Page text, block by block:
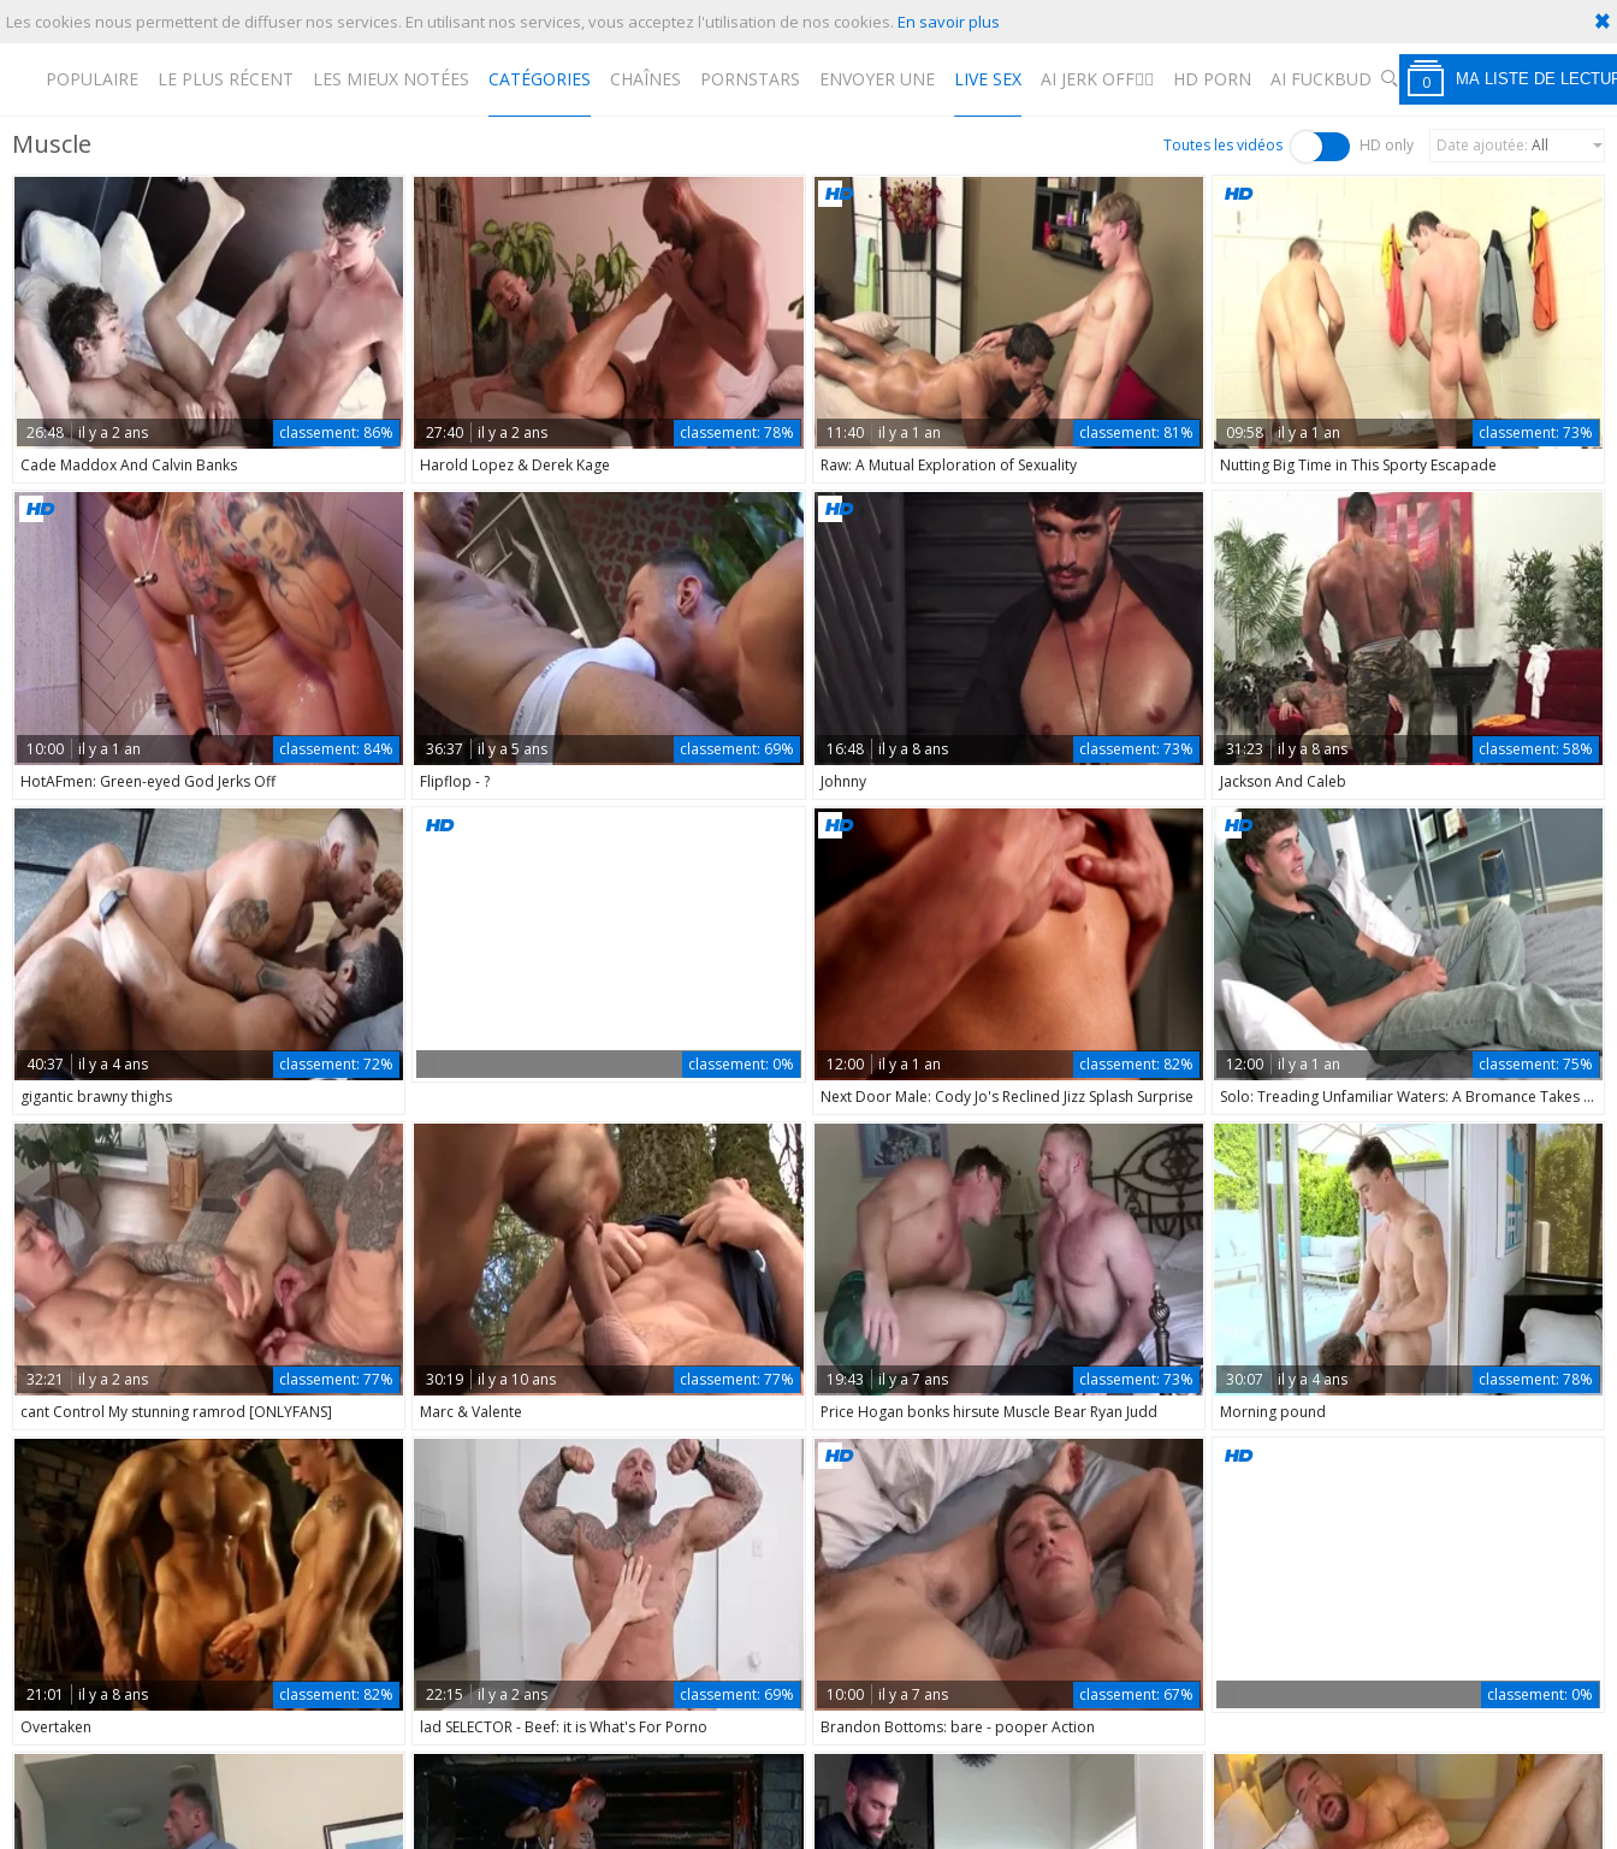
Les cookies nous permettent de diffuser nos services. En utilisant nos services, vous acceptez l'utilisation de nos cookies. En savoir plus
POPULAIRE LE PLUS RÉCENT LES MIEUX NOTÉES CATÉGORIES CHAÎNES PORNSTARS ENVOYER UNE LIVE SEX AI JERK OFF🏳️‍🌈 HD PORN AI FUCKBUD CHERCHER
0 MA LISTE DE
Votre playlist est actuellement vide. Ajoutez des galeries à une playlist en cliquant sur l'icône sous forme de dans vos favoris.
Muscle Toutes les vidéos HD only Date ajoutée: All
26:48 il y a 2 ans classement: 86%
Cade Maddox And Calvin Banks
27:40 il y a 2 ans classement: 78%
Harold Lopez & Derek Kage
11:40 il y a 1 an classement: 81%
Raw: A Mutual Exploration of Sexuality
09:58 il y a 1 an classement: 73%
Nutting Big Time in This Sporty Escapade
10:00 il y a 1 an classement: 84%
HotAFmen: Green-eyed God Jerks Off
36:37 il y a 5 ans classement: 69%
Flipflop - ?
16:48 il y a 8 ans classement: 73%
Johnny
31:23 il y a 8 ans classement: 58%
Jackson And Caleb
40:37 il y a 4 ans classement: 72%
gigantic brawny thighs
classement: 0% 12:00 il y a 1 an classement: 82%
Next Door Male: Cody Jo's Reclined Jizz Splash Surprise
12:00 il y a 1 an classement: 75%
Solo: Treading Unfamiliar Waters: A Bromance Takes a New Turn
32:21 il y a 2 ans classement: 77%
cant Control My stunning ramrod [ONLYFANS]
30:19 il y a 10 ans classement: 77%
Marc & Valente
19:43 il y a 7 ans classement: 73%
Price Hogan bonks hirsute Muscle Bear Ryan Judd
30:07 il y a 4 ans classement: 78%
Morning pound
21:01 il y a 8 ans classement: 82%
Overtaken
22:15 il y a 2 ans classement: 69%
lad SELECTOR - Beef: it is What's For Porno
10:00 il y a 7 ans classement: 67%
Brandon Bottoms: bare - pooper Action
classement: 0%